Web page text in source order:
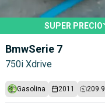
SUPER PRECIO
BmwSerie 7
750i Xdrive
Gasolina 2011